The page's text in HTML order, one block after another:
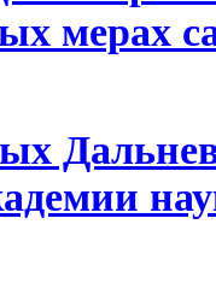
мерах